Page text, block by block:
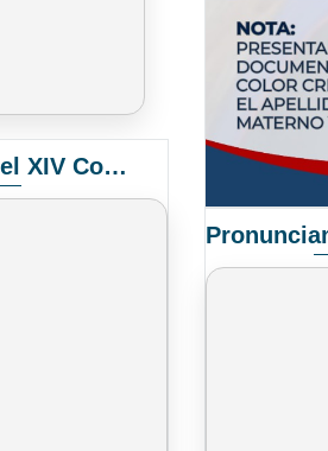
Convocatoria Elección de Delegados Docentes para el XIV Congreso Nacional de Universidades